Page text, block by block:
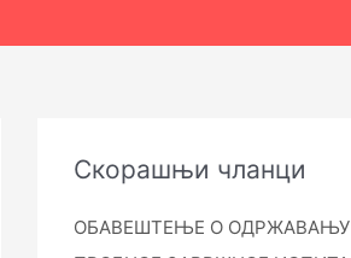
Скорашњи чланци
ОБАВЕШТЕЊЕ О ОДРЖАВАЊУ